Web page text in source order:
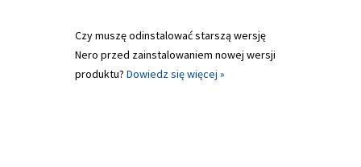
Czy muszę odinstalować starszą wersję
Nero przed zainstalowaniem nowej wersji
produktu? Dowiedz się więcej »